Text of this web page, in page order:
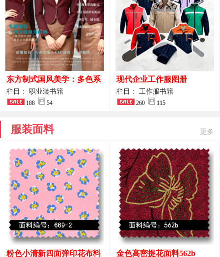
东方制式国风美学：多色系
新中式前厅管家VIP接待员
工作服合集
栏目： 职业装书籍
188 54
现代企业工作服图册
栏目： 工作服书籍
260 115
服装面料 更多
粉色小清新四面弹印花布料 金色高密提花面料562b